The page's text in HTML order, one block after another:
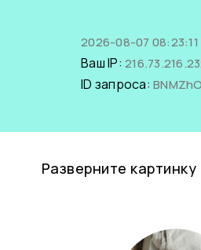
2026-08-07
Ваш IP:
ID запроса:
Разверните